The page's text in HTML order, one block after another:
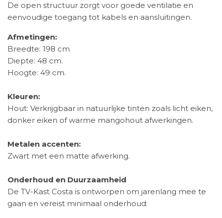
De open structuur zorgt voor goede ventilatie en
eenvoudige toegang tot kabels en aansluitingen.
Afmetingen:
Breedte: 198 cm
Diepte: 48 cm.
Hoogte: 49 cm.
Kleuren:
Hout: Verkrijgbaar in natuurlijke tinten zoals licht eiken,
donker eiken of warme mangohout afwerkingen.
Metalen accenten:
Zwart met een matte afwerking.
Onderhoud en Duurzaamheid
De TV-Kast Costa is ontworpen om jarenlang mee te
gaan en vereist minimaal onderhoud: